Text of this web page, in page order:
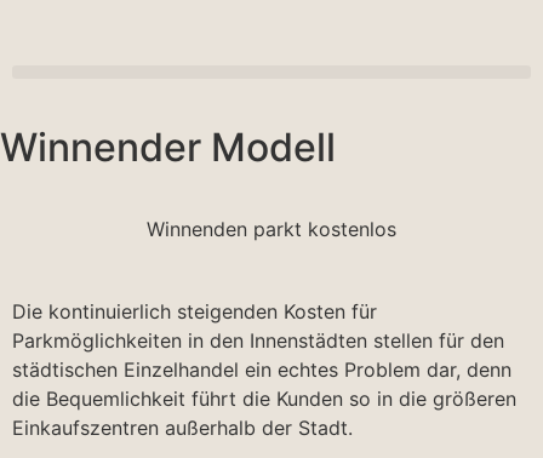
Winnender Modell
Winnenden parkt kostenlos
Die kontinuierlich steigenden Kosten für
Parkmöglichkeiten in den Innenstädten stellen für den
städtischen Einzelhandel ein echtes Problem dar, denn
die Bequemlichkeit führt die Kunden so in die größeren
Einkaufszentren außerhalb der Stadt.